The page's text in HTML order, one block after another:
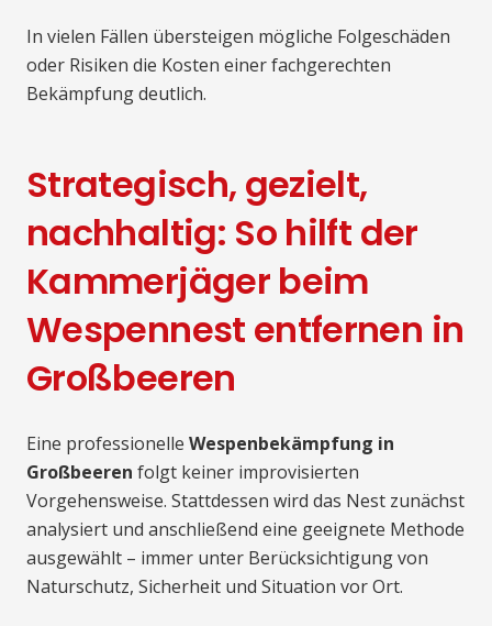
In vielen Fällen übersteigen mögliche Folgeschäden
oder Risiken die Kosten einer fachgerechten
Bekämpfung deutlich.
Strategisch, gezielt,
nachhaltig: So hilft der
Kammerjäger beim
Wespennest entfernen in
Großbeeren
Eine professionelle Wespenbekämpfung in
Großbeeren folgt keiner improvisierten
Vorgehensweise. Stattdessen wird das Nest zunächst
analysiert und anschließend eine geeignete Methode
ausgewählt – immer unter Berücksichtigung von
Naturschutz, Sicherheit und Situation vor Ort.